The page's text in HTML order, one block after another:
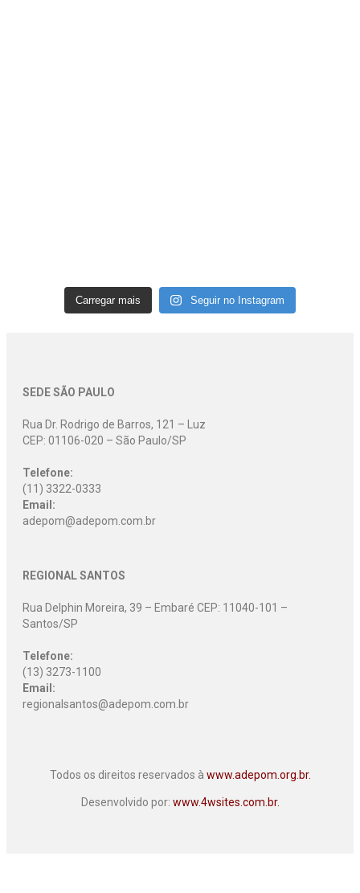
Carregar mais Seguir no Instagram
SEDE SÃO PAULO
Rua Dr. Rodrigo de Barros, 121 – Luz
CEP: 01106-020 – São Paulo/SP
Telefone:
(11) 3322-0333
Email:
adepom@adepom.com.br
REGIONAL SANTOS
Rua Delphin Moreira, 39 – Embaré CEP: 11040-101 –
Santos/SP
Telefone:
(13) 3273-1100
Email:
regionalsantos@adepom.com.br
Todos os direitos reservados à www.adepom.org.br.
Desenvolvido por: www.4wsites.com.br.